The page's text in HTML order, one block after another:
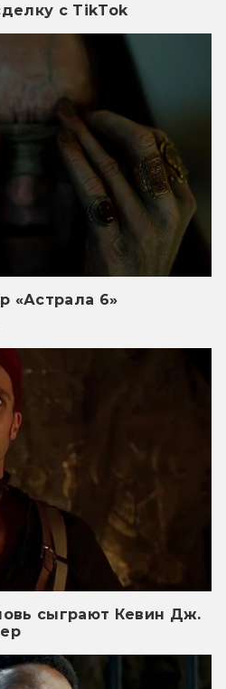
с TikTok
«Астрала 6»
сыграют Кевин Дж.